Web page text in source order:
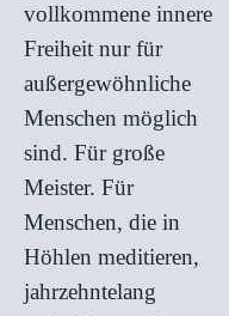
vollkommene innere
Freiheit nur für
außergewöhnliche
Menschen möglich
sind. Für große
Meister. Für
Menschen, die in
Höhlen meditieren,
jahrzehntelang